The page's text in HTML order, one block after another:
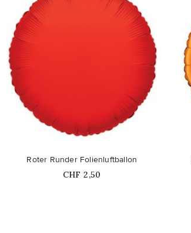
Roter Runder Folienluftballon
Price
CHF 2,50